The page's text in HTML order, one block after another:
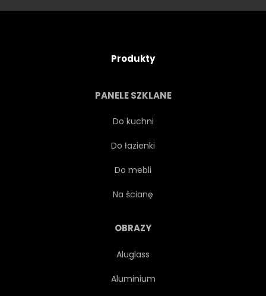
RELIGIA OFIARA
CELEBRACJA
TRADYCYJNYCH
TRANSPARENT
Produkty
PANELE SZKLANE
Do kuchni
Do łazienki
Do mebli
Na ścianę
OBRAZY
Aluglass
Aluminium